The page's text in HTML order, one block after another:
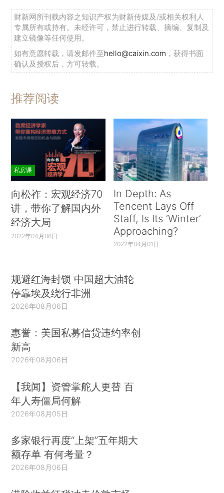
财新网所刊载内容之知识产权为财新传媒及/或相关权利人
专属所有或持有。未经许可，禁止进行转载、摘编、复制及
建立镜像等任何使用。
如有意愿转载，请发邮件至hello@caixin.com ，获得书面
确认及授权后，方可转载。
推荐阅读
私房课
向松祚：宏观经济70
讲，带你了解国内外
经济大局
2022年04月06日
In Depth: As
Tencent Lays Off
Staff, Is Its ‘Winter’
Approaching?
2022年04月01日
规避红海封锁 中国超大油轮
停靠埃及绕行非洲
2026年08月06日
惠誉：美国私募信贷违约率创
新高
2026年08月06日
【我闻】资管掌舵人更替 百
年人寿僵局何解
2026年08月05日
多家银行再度“上架”五年期大
额存单 有何考量？
2026年08月06日